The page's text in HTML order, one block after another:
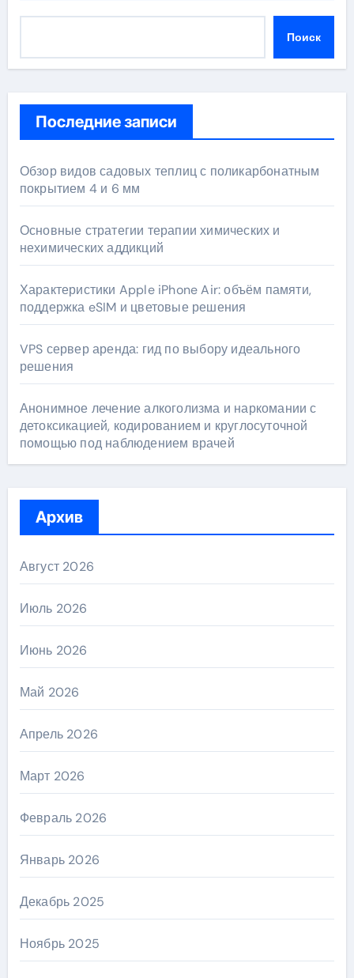
Поиск
Последние записи
Обзор видов садовых теплиц с поликарбонатным
покрытием 4 и 6 мм
Основные стратегии терапии химических и
нехимических аддикций
Характеристики Apple iPhone Air: объём памяти,
поддержка eSIM и цветовые решения
VPS сервер аренда: гид по выбору идеального
решения
Анонимное лечение алкоголизма и наркомании с
детоксикацией, кодированием и круглосуточной
помощью под наблюдением врачей
Архив
Август 2026
Июль 2026
Июнь 2026
Май 2026
Апрель 2026
Март 2026
Февраль 2026
Январь 2026
Декабрь 2025
Ноябрь 2025